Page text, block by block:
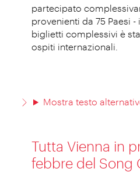
partecipato
provenienti da 75 Paesi
biglietti complessivi è
ospiti internazionali.
Mostra testo
Tutta Vienna in
febbre del Song